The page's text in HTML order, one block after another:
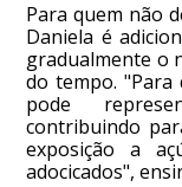
Para quem não
Daniela é
gradualmente o
do tempo. "Para
pode
contribuindo
exposição a
adocicados",